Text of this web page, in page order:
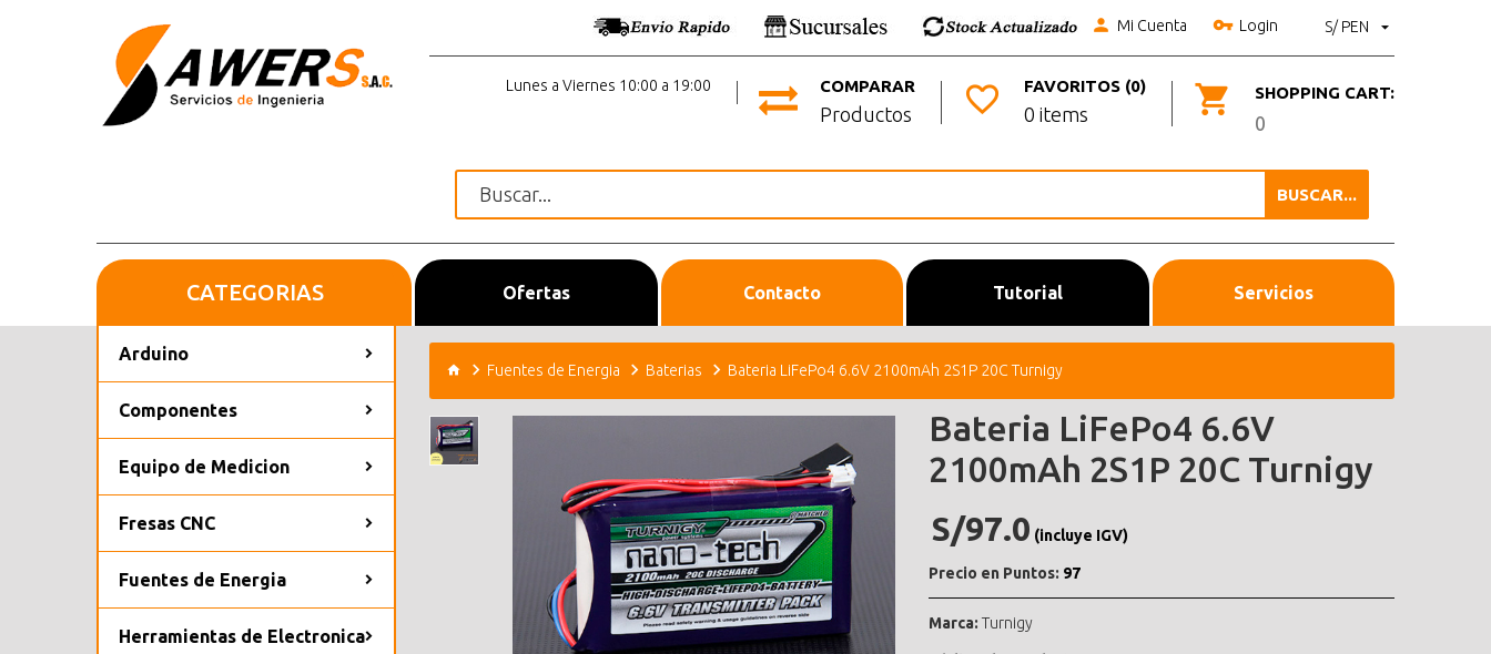
S/ PEN
Mi Cuenta Login
SHOPPING CART:
0
FAVORITOS (0)
0 items
COMPARAR
Productos
Lunes a Viernes 10:00 a 19:00
BUSCAR...
Inicio Ofertas Contacto Tutorial Servicios
CATEGORIAS
Arduino
Componentes
Equipo de Medicion
Fresas CNC
Fuentes de Energia
Herramientas de Electronica
Fuentes de Energia Baterias Bateria LiFePo4 6.6V 2100mAh 2S1P 20C Turnigy
Bateria LiFePo4 6.6V
2100mAh 2S1P 20C Turnigy
S/97.0 (incluye IGV)
Precio en Puntos: 97
Marca: Turnigy